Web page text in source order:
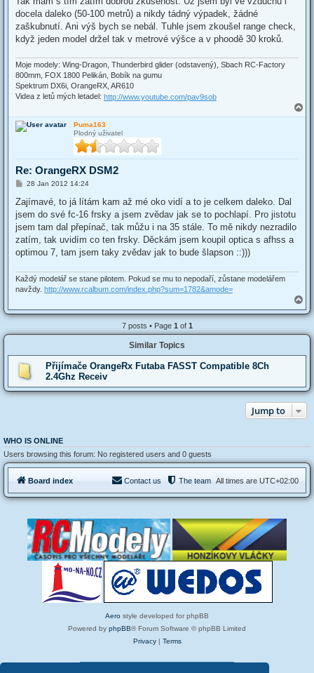
docela daleko (50-100 metrů) a nikdy tádný výpadek, žádné
zaškubnutí. Ani výš bych se nebál. Tuhle jsem zkoušel range check,
když jeden model držel tak v metrové výšce a v phoodě 30 kroků.
Moje modely: Wing-Dragon, Thunderbird glider (odstavený), Sbach RC-Factory
800mm, FOX 1800 Pelikán, Bobík na gumu
Spektrum DX6i, OrangeRX, AR610
Videa z letů mých letadel: http://www.youtube.com/pav9sob
o
Puma163
Plodný uživatel
Re: OrangeRX DSM2
P
s
t
28 Jan 2012 14:24
Zajímavé, to já lítám kam až mé oko vidí a to je celkem daleko. Dal
jsem do své fc-16 frsky a jsem zvědav jak se to pochlapí. Pro jistotu
jsem tam dal přepínač, tak můžu i na 35 stále. To mě nikdy nezradilo
zatím, tak uvidím co ten frsky. Děckám jsem koupil optica s afhss a
optimou 7, tam jsem taky zvědav jak to bude šlapson ::)))
Každý modelář se stane pilotem. Pokud se mu to nepodaří, zůstane modelářem
navždy. http://www.rcalbum.com/index.php?sum=1782&amode=
o
p
7 posts • Page 1 of 1
Similar Topics
Přijímače OrangeRx Futaba FASST Compatible 8Ch
2.4Ghz Receiv
Jump to
WHO IS ONLINE
Users browsing this forum: No registered users and 0 guests
Board index All times are UTC+02:00
The team
Contact us
Aero style developed for phpBB
Powered by phpBB® Forum Software © phpBB Limited
Privacy| Terms